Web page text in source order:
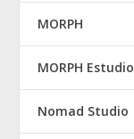
MORPH
MORPH Estudio
Nomad Studio